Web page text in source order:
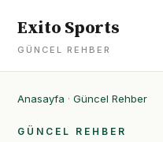
Exito Sports
GÜNCEL REHBER
Anasayfa · Güncel Rehber
GÜNCEL REHBER